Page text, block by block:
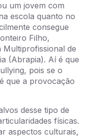
um jovem com
escola quanto no
consegue
Filho,
Multiprofissional de
(Abrapia). Aí é que
pois se o
que a provocação
desse tipo de
físicas.
aspectos culturais,